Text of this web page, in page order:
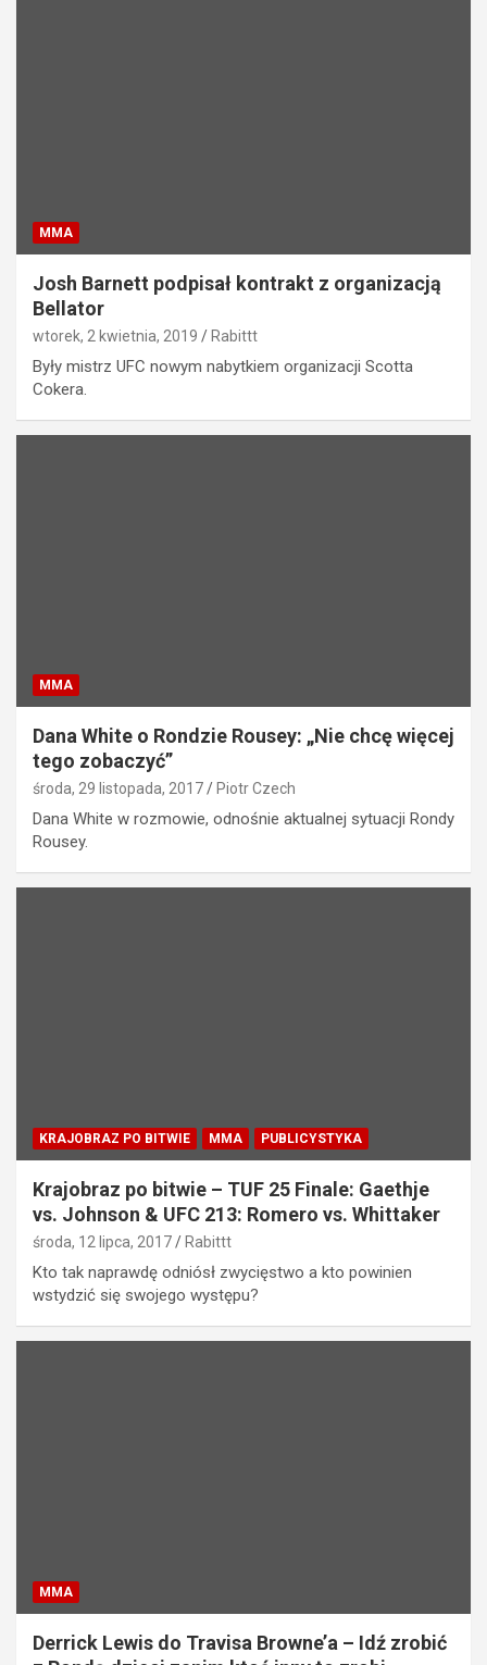
MMA
Josh Barnett podpisał kontrakt z organizacją
Bellator
wtorek, 2 kwietnia, 2019 Rabittt
Były mistrz UFC nowym nabytkiem organizacji Scotta
Cokera.
MMA
Dana White o Rondzie Rousey: „Nie chcę więcej
tego zobaczyć”
środa, 29 listopada, 2017 Piotr Czech
Dana White w rozmowie, odnośnie aktualnej sytuacji Rondy
Rousey.
KRAJOBRAZ PO BITWIE MMA PUBLICYSTYKA
Krajobraz po bitwie – TUF 25 Finale: Gaethje
vs. Johnson & UFC 213: Romero vs. Whittaker
środa, 12 lipca, 2017 Rabittt
Kto tak naprawdę odniósł zwycięstwo a kto powinien
wstydzić się swojego występu?
MMA
Derrick Lewis do Travisa Browne’a – Idź zrobić